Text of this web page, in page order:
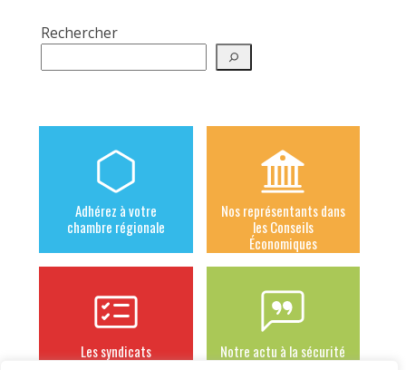
Rechercher
Adhérez à votre
chambre régionale
Nos représentants dans
les Conseils
Économiques
Les syndicats
Notre actu à la sécurité